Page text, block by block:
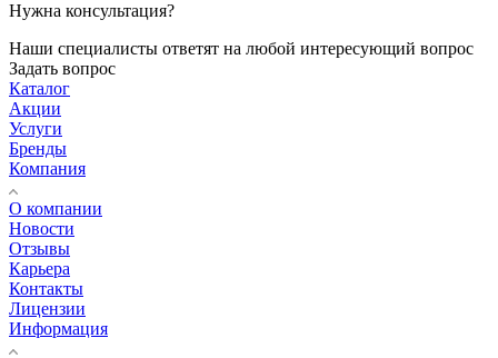
Нужна консультация?
Наши специалисты ответят на любой интересующий вопрос
Задать вопрос
Каталог
Акции
Услуги
Бренды
Компания
О компании
Новости
Отзывы
Карьера
Контакты
Лицензии
Информация